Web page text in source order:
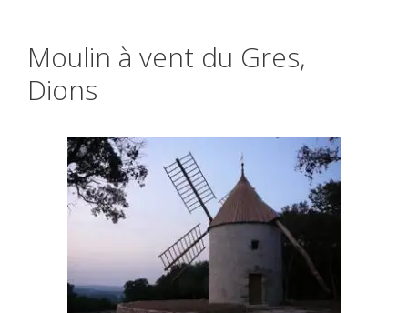
Moulin à vent du Gres,
Dions